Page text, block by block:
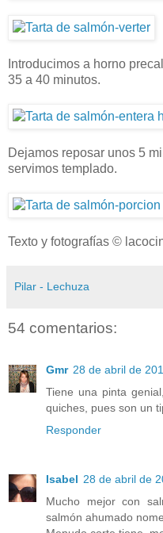
Introducimos a horno
35 a 40 minutos.
Dejamos reposar unos 5
servimos templado.
Texto y fotografías ©
Pilar - Lechuza
54 comentarios:
Gmr 28 de abril de
Tiene una pinta
quiches, pues son un
Responder
Isabel 28 de abril de
Mucho mejor con
salmón ahumado